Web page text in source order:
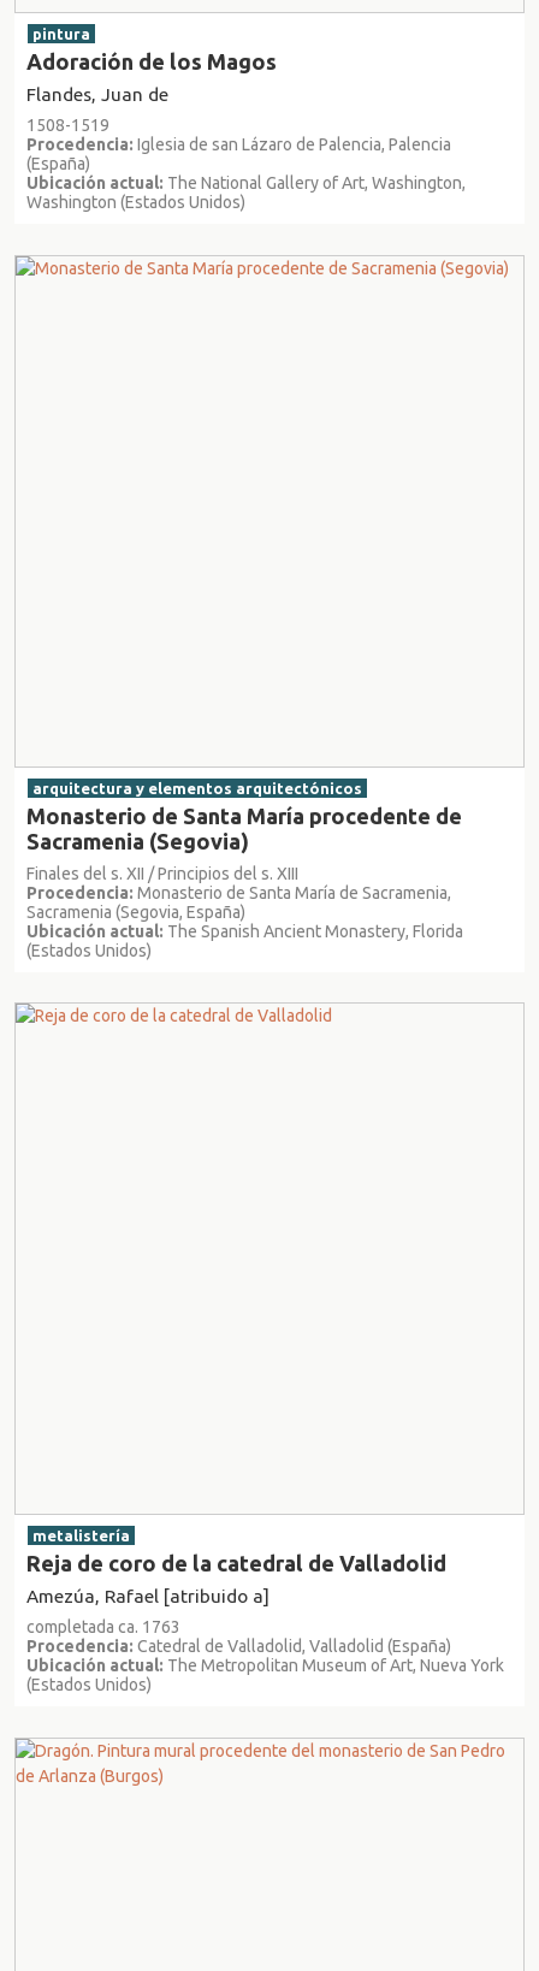
pintura
Adoración de los Magos
Flandes, Juan de
1508-1519
Procedencia: Iglesia de san Lázaro de Palencia, Palencia
(España)
Ubicación actual: The National Gallery of Art, Washington,
Washington (Estados Unidos)
arquitectura y elementos arquitectónicos
Monasterio de Santa María procedente de
Sacramenia (Segovia)
Finales del s. XII / Principios del s. XIII
Procedencia: Monasterio de Santa María de Sacramenia,
Sacramenia (Segovia, España)
Ubicación actual: The Spanish Ancient Monastery, Florida
(Estados Unidos)
metalistería
Reja de coro de la catedral de Valladolid
Amezúa, Rafael [atribuido a]
completada ca. 1763
Procedencia: Catedral de Valladolid, Valladolid (España)
Ubicación actual: The Metropolitan Museum of Art, Nueva York
(Estados Unidos)